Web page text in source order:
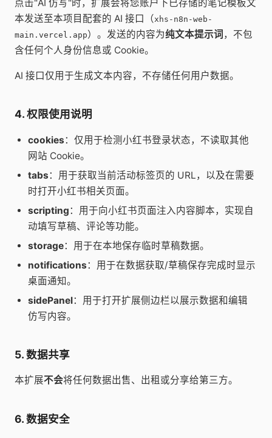
点击"AI 仿写"时，扩展会将您账户下已存储的笔记模板文
本发送至本项目配套的 AI 接口（xhs-n8n-web-
main.vercel.app）。发送的内容为纯文本提示词 ，不包
含任何个人身份信息或 Cookie。
AI 接口仅用于生成文本内容，不存储任何用户数据。
4. 权限使用说明
cookies：仅用于检测小红书登录状态，不读取其他
网站 Cookie。
tabs：用于获取当前活动标签页的 URL，以及在需要
时打开小红书相关页面。
scripting：用于向小红书页面注入内容脚本，实现自
动填写草稿、评论等功能。
storage：用于在本地保存临时草稿数据。
notifications：用于在数据获取/草稿保存完成时显示
桌面通知。
sidePanel：用于打开扩展侧边栏以展示数据和编辑
仿写内容。
5. 数据共享
本扩展不会将任何数据出售、出租或分享给第三方。
6. 数据安全